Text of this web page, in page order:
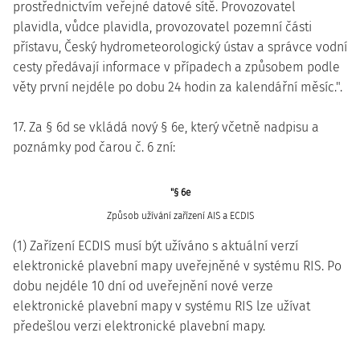
prostřednictvím veřejné datové sítě. Provozovatel
plavidla, vůdce plavidla, provozovatel pozemní části
přístavu, Český hydrometeorologický ústav a správce vodní
cesty předávají informace v případech a způsobem podle
věty první nejdéle po dobu 24 hodin za kalendářní měsíc.".
17. Za § 6d se vkládá nový § 6e, který včetně nadpisu a
poznámky pod čarou č. 6 zní:
"§ 6e
Způsob užívání zařízení AIS a ECDIS
(1) Zařízení ECDIS musí být užíváno s aktuální verzí
elektronické plavební mapy uveřejněné v systému RIS. Po
dobu nejdéle 10 dní od uveřejnění nové verze
elektronické plavební mapy v systému RIS lze užívat
předešlou verzi elektronické plavební mapy.